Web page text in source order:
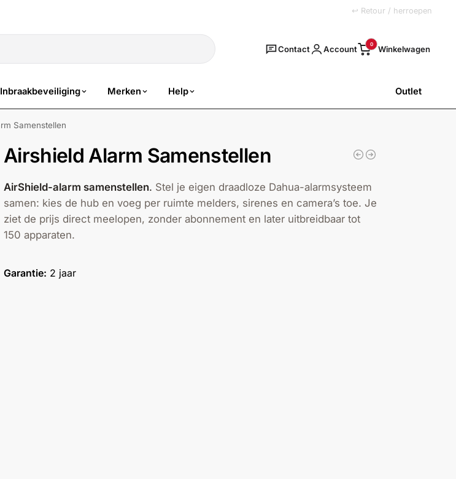
↩ Retour / herroepen
Zoeken
Contact Account 0
Inbraakbeveiliging Merken Help Outlet
Samenstellen
Airshield Alarm Samenstellen
AirShield-alarm samenstellen. Stel je eigen draadloze Dahua-alarmsysteem
samen: kies de hub en voeg per ruimte melders, sirenes en camera’s toe. Je
ziet de prijs direct meelopen, zonder abonnement en later uitbreidbaar tot
150 apparaten.
Garantie: 2 jaar